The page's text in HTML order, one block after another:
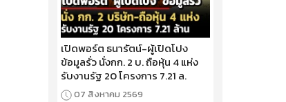
เปิดพอร์ต ธนารัตน์-ผู้เปิดโปง
ข้อมูลรั่ว นั่งกก. 2 บ. ถือหุ้น 4 แห่ง
รับงานรัฐ 20 โครงการ 7.21 ล.
07 สิงหาคม 2569